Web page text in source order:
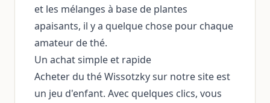
et les mélanges à base de plantes
apaisants, il y a quelque chose pour chaque
amateur de thé.
Un achat simple et rapide
Acheter du thé Wissotzky sur notre site est
un jeu d'enfant. Avec quelques clics, vous